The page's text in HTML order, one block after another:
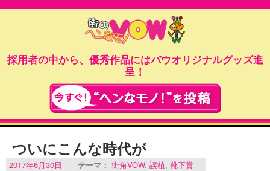
採用者の中から、優秀作品にはバウオリジナルグッズ進
呈！
ついにこんな時代が
2017年6月30日 テーマ： 街角VOW, 誤植, 靴下賞